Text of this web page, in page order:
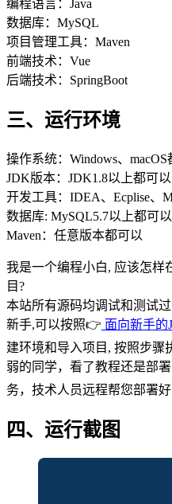
编程语言：Java
数据库：MySQL
项目管理工具：Maven
前端技术：Vue
后端技术：SpringBoot
三、运行环境
操作系统：Windows、macOS
JDK版本：JDK1.8以上都可以
开发工具：IDEA、Ecplise、
数据库: MySQL5.7以上都可以
Maven：任意版本都可以
我是一个编程小白, 应该怎样
目?
本站所有源码均调试和测试
新手,可以按照👉 面向新手的
建环境和导入项目, 按照步骤
弱的同学，看了教程还是部
务，技术人员远程帮您部署好
四、运行截图